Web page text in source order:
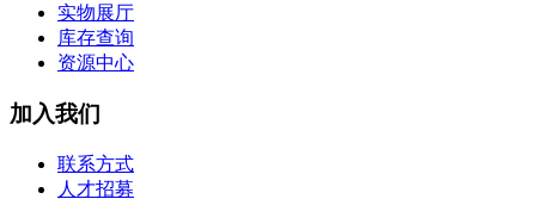
资料下载
热销专区
工业电器专区
检测装置专区
商务合作